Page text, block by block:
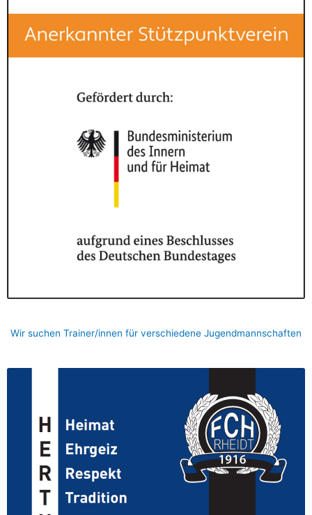
Wir suchen Trainer/innen für verschiedene Jugendmannschaften